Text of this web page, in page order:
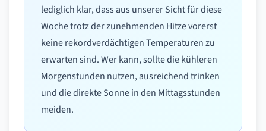
lediglich klar, dass aus unserer Sicht für diese
Woche trotz der zunehmenden Hitze vorerst
keine rekordverdächtigen Temperaturen zu
erwarten sind. Wer kann, sollte die kühleren
Morgenstunden nutzen, ausreichend trinken
und die direkte Sonne in den Mittagsstunden
meiden.